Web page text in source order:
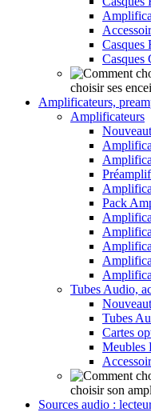
Casques
Casques
choisir ses
Amplificateurs,
Amplificateurs
Pack
Tubes Audio,
Tubes
Cartes
Meubles
choisir son
Sources audio :